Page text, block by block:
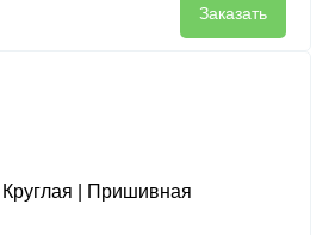
Заказать
| Пришивная